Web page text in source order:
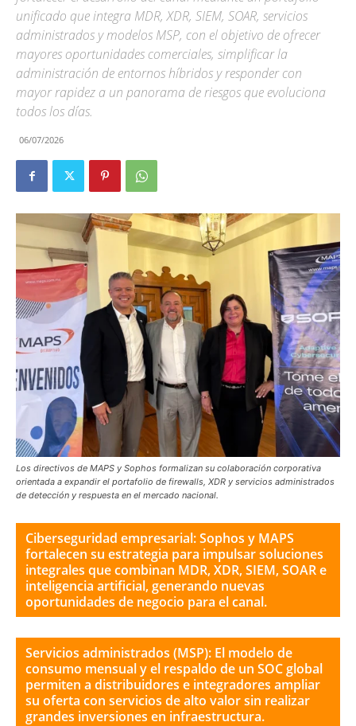
unificado que integra MDR, XDR, SIEM, SOAR, servicios
administrados y modelos MSP, con el objetivo de ofrecer
mayores oportunidades comerciales, simplificar la
administración de entornos híbridos y responder con
mayor rapidez a un panorama de riesgos que evoluciona
todos los días.
06/07/2026
Los directivos de MAPS y Sophos formalizan su colaboración corporativa
orientada a expandir el portafolio de firewalls, XDR y servicios administrados
de detección y respuesta en el mercado nacional.
Ciberseguridad empresarial: Sophos y MAPS
fortalecen su estrategia para impulsar soluciones
integrales que combinan MDR, XDR, SIEM, SOAR e
inteligencia artificial, generando nuevas
oportunidades de negocio para el canal.
Servicios administrados (MSP): El modelo de
consumo mensual y el respaldo de un SOC global
permiten a distribuidores e integradores ampliar
su oferta con servicios de alto valor sin realizar
grandes inversiones en infraestructura.